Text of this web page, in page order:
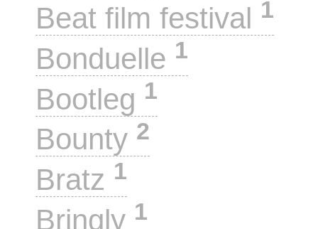
Beat film festival 1
Bonduelle 1
Bootleg 1
Bounty 2
Bratz 1
Bringly 1